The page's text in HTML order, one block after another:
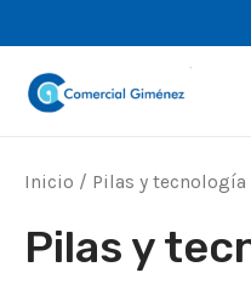
al
contenido
Inicio / Pilas y tecnología
Pilas y